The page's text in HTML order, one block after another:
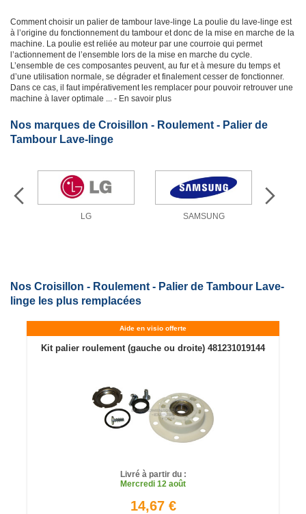
Comment choisir un palier de tambour lave-linge La poulie du lave-linge est
à l’origine du fonctionnement du tambour et donc de la mise en marche de la
machine. La poulie est reliée au moteur par une courroie qui permet
l’actionnement de l’ensemble lors de la mise en marche du cycle.
L’ensemble de ces composantes peuvent, au fur et à mesure du temps et
d’une utilisation normale, se dégrader et finalement cesser de fonctionner.
Dans ce cas, il faut impérativement les remplacer pour pouvoir retrouver une
machine à laver optimale ... - En savoir plus
Nos marques de Croisillon - Roulement - Palier de
Tambour Lave-linge
LG SAMSUNG
Nos Croisillon - Roulement - Palier de Tambour Lave-
linge les plus remplacées
Aide en visio offerte
Kit palier roulement (gauche ou droite) 481231019144
Livré à partir du :
Mercredi 12 août
14,67 €